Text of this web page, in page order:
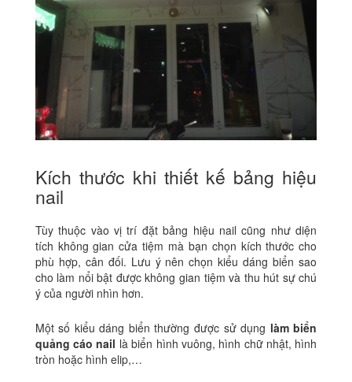
Kích thước khi thiết kế bảng hiệu
nail
Tùy thuộc vào vị trí đặt bảng hiệu nail cũng như diện
tích không gian cửa tiệm mà bạn chọn kích thước cho
phù hợp, cân đối. Lưu ý nên chọn kiểu dáng biển sao
cho làm nổi bật được không gian tiệm và thu hút sự chú
ý của người nhìn hơn.
Một số kiểu dáng biển thường được sử dụng làm biển
quảng cáo nail là biển hình vuông, hình chữ nhật, hình
tròn hoặc hình elip,…